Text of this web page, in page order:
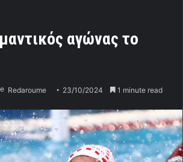
αγώνας το
Redaroume 23/10/2024 1 minute read